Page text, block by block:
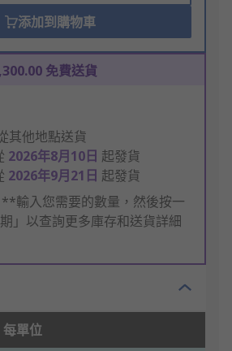
添加到購物車
免費送貨
其他地點送貨
2026年8月10日 起發貨
2026年9月21日 起發貨
輸入您需要的數量，然後按一
」以查詢更多庫存和送貨詳細
每單位